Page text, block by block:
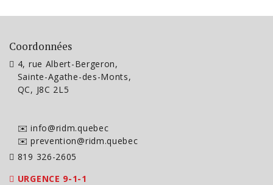
Coordonnées
4, rue Albert-Bergeron,
Sainte-Agathe-des-Monts,
QC, J8C 2L5
✉️ info@ridm.quebec
✉️ prevention@ridm.quebec
819 326-2605
URGENCE 9-1-1